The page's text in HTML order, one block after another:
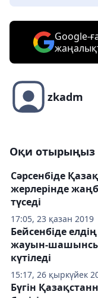
Google-
zkadm
Оқи отырыңыз
17:05, 23 қазан 2019
Сәрсенбіде
жерлерінде
түседі
15:17, 26 қыркүйек
Бейсенбіде
жауын-
күтіледі
Бүгін